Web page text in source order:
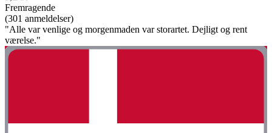
Fremragende
(301 anmeldelser)
"Alle var venlige og morgenmaden var storartet. Dejligt og rent
værelse."